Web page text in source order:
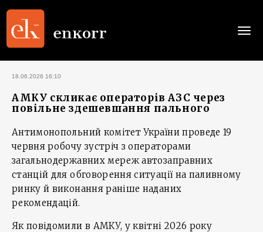
18.06.2026 16:10
АМКУ скликає операторів АЗС через
повільне здешевшання пального
Антимонопольний комітет України проведе 19
червня робочу зустріч з операторами
загальнодержавних мереж автозаправних
станцій для обговорення ситуації на паливному
ринку й виконання раніше наданих
рекомендацій.
Як повідомили в АМКУ, у квітні 2026 року